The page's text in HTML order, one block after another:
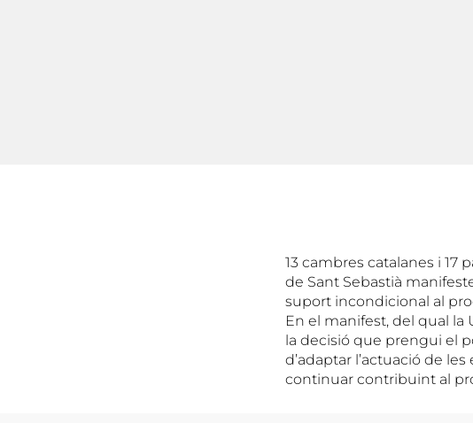
13 cambres catalanes i 17
de Sant Sebastià
suport incondicional al
En el manifest, del qual la
la decisió que prengui el
d’adaptar l’actuació de
continuar contribuint al